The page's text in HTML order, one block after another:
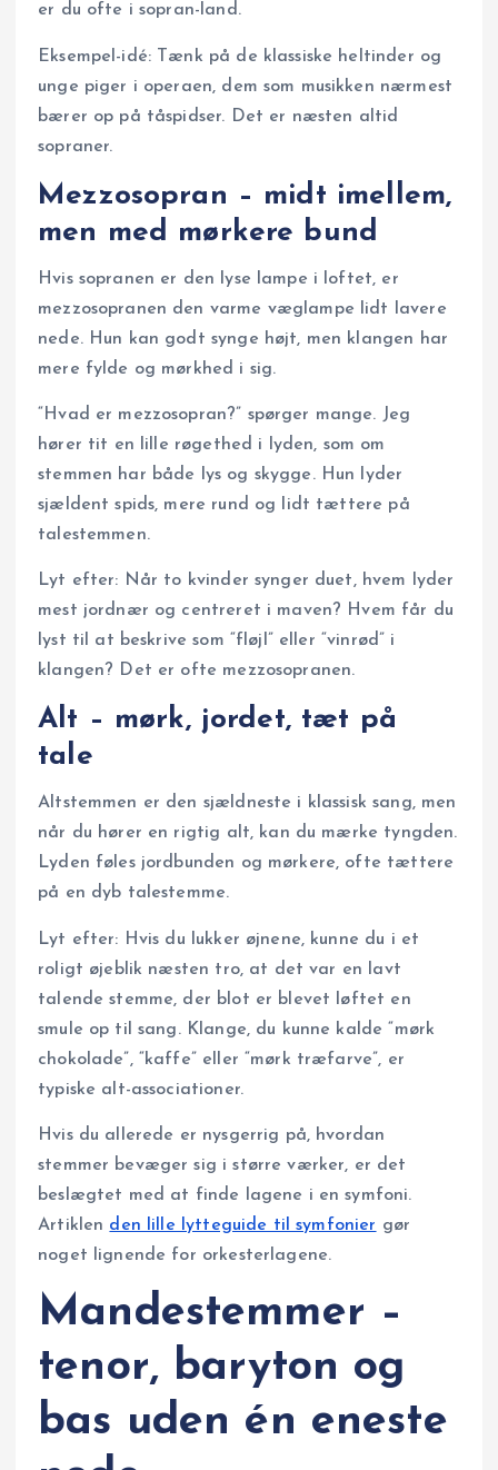
er du ofte i sopran-land.
Eksempel-idé: Tænk på de klassiske heltinder og
unge piger i operaen, dem som musikken nærmest
bærer op på tåspidser. Det er næsten altid
sopraner.
Mezzosopran – midt imellem,
men med mørkere bund
Hvis sopranen er den lyse lampe i loftet, er
mezzosopranen den varme væglampe lidt lavere
nede. Hun kan godt synge højt, men klangen har
mere fylde og mørkhed i sig.
“Hvad er mezzosopran?” spørger mange. Jeg
hører tit en lille røgethed i lyden, som om
stemmen har både lys og skygge. Hun lyder
sjældent spids, mere rund og lidt tættere på
talestemmen.
Lyt efter: Når to kvinder synger duet, hvem lyder
mest jordnær og centreret i maven? Hvem får du
lyst til at beskrive som “fløjl” eller “vinrød” i
klangen? Det er ofte mezzosopranen.
Alt – mørk, jordet, tæt på
tale
Altstemmen er den sjældneste i klassisk sang, men
når du hører en rigtig alt, kan du mærke tyngden.
Lyden føles jordbunden og mørkere, ofte tættere
på en dyb talestemme.
Lyt efter: Hvis du lukker øjnene, kunne du i et
roligt øjeblik næsten tro, at det var en lavt
talende stemme, der blot er blevet løftet en
smule op til sang. Klange, du kunne kalde “mørk
chokolade”, “kaffe” eller “mørk træfarve”, er
typiske alt-associationer.
Hvis du allerede er nysgerrig på, hvordan
stemmer bevæger sig i større værker, er det
beslægtet med at finde lagene i en symfoni.
Artiklen den lille lytteguide til symfonier gør
noget lignende for orkesterlagene.
Mandestemmer –
tenor, baryton og
bas uden én eneste